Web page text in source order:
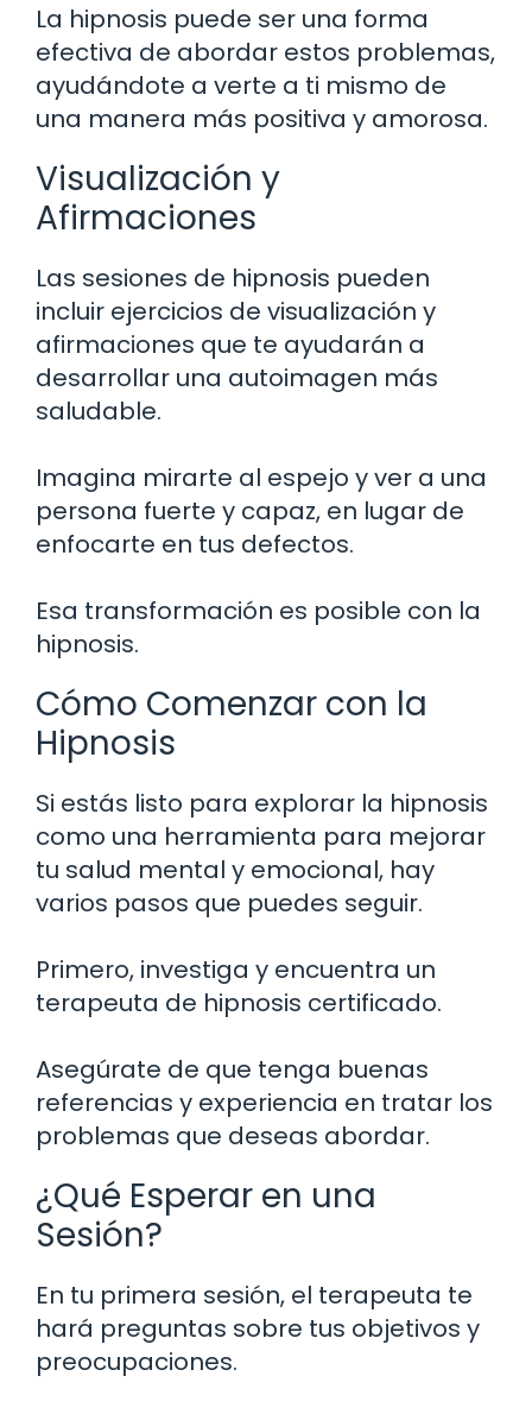
La hipnosis puede ser una forma
efectiva de abordar estos problemas,
ayudándote a verte a ti mismo de
una manera más positiva y amorosa.
Visualización y
Afirmaciones
Las sesiones de hipnosis pueden
incluir ejercicios de visualización y
afirmaciones que te ayudarán a
desarrollar una autoimagen más
saludable.
Imagina mirarte al espejo y ver a una
persona fuerte y capaz, en lugar de
enfocarte en tus defectos.
Esa transformación es posible con la
hipnosis.
Cómo Comenzar con la
Hipnosis
Si estás listo para explorar la hipnosis
como una herramienta para mejorar
tu salud mental y emocional, hay
varios pasos que puedes seguir.
Primero, investiga y encuentra un
terapeuta de hipnosis certificado.
Asegúrate de que tenga buenas
referencias y experiencia en tratar los
problemas que deseas abordar.
¿Qué Esperar en una
Sesión?
En tu primera sesión, el terapeuta te
hará preguntas sobre tus objetivos y
preocupaciones.